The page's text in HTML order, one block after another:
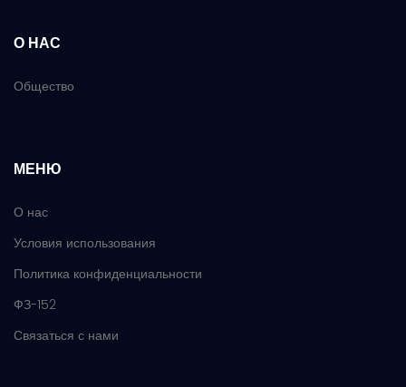
О НАС
Общество
МЕНЮ
О нас
Условия использования
Политика конфиденциальности
ФЗ-152
Связаться с нами